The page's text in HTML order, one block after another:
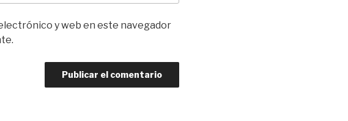
y web en este navegador